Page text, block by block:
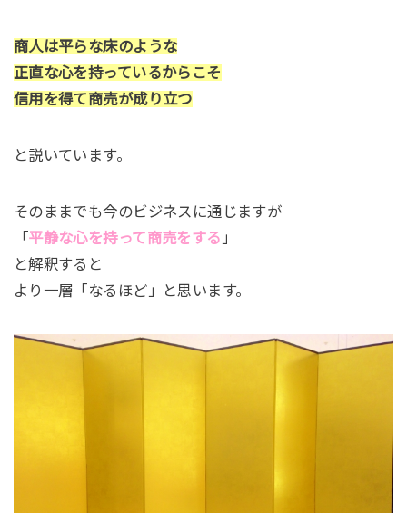
商人は平らな床のような
正直な心を持っているからこそ
信用を得て商売が成り立つ
と説いています。
そのままでも今のビジネスに通じますが
「平静な心を持って商売をする 」
と解釈すると
より一層「なるほど」と思います。